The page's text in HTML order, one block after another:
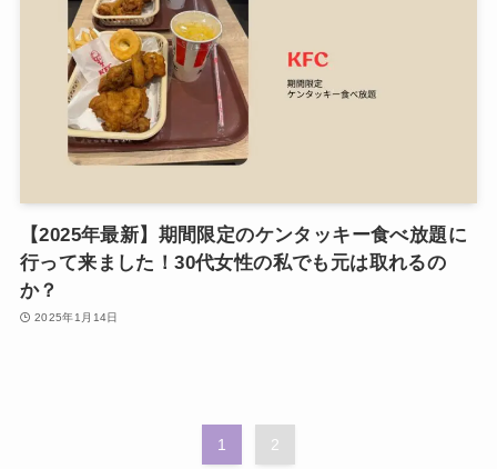
【2025年最新】期間限定のケンタッキー食べ放題に
行って来ました！30代女性の私でも元は取れるの
か？
2025年1月14日
1 2